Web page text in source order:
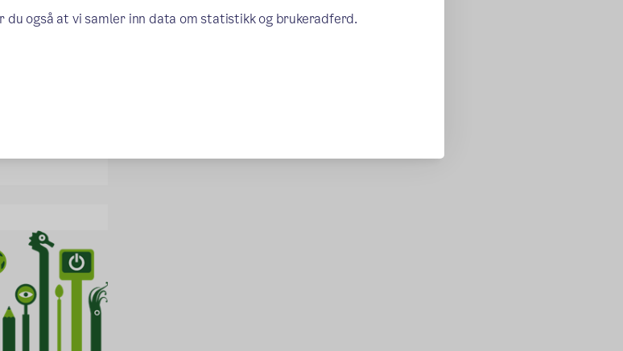
også at vi samler inn data om statistikk og brukeradferd.
lenke)